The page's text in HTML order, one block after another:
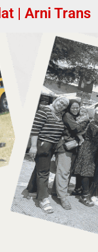
| Arni Trans